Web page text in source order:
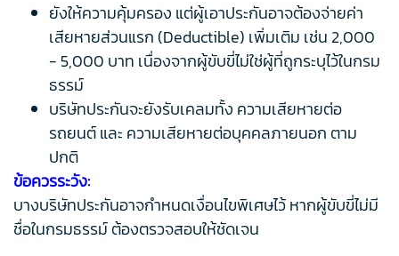
ยังให้ความคุ้มครอง แต่ผู้เอาประกันอาจต้องจ่ายค่า
เสียหายส่วนแรก (Deductible) เพิ่มเติม เช่น 2,000
- 5,000 บาท เนื่องจากผู้ขับขี่ไม่ใช่ผู้ที่ถูกระบุไว้ในกรม
ธรรม์
บริษัทประกันจะยังรับเคลมทั้ง ความเสียหายต่อ
รถยนต์ และ ความเสียหายต่อบุคคลภายนอก ตาม
ปกติ
ข้อควรระวัง:
บางบริษัทประกันอาจกำหนดเงื่อนไขพิเศษไว้ หากผู้ขับขี่ไม่มี
ชื่อในกรมธรรม์ ต้องตรวจสอบให้ชัดเจน